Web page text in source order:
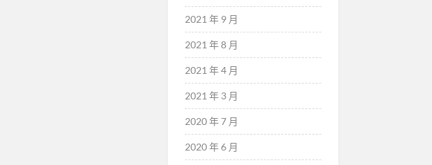
2021 年 9 月
2021 年 8 月
2021 年 4 月
2021 年 3 月
2020 年 7 月
2020 年 6 月